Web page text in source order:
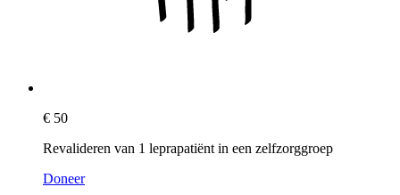
€ 50
Revalideren van 1 leprapatiënt in een zelfzorggroep
Doneer